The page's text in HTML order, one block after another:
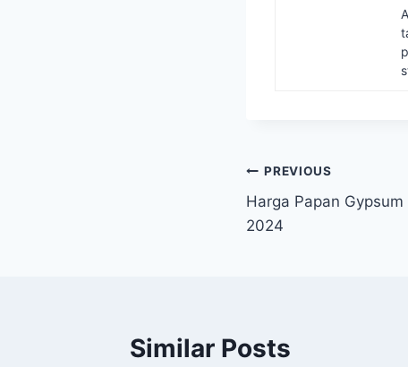
Navigasi
pos
PREVIOUS
Harga Papan
2024
Similar Posts